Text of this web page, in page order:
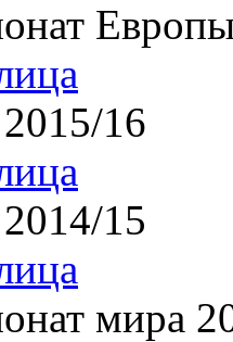
16
15
мира